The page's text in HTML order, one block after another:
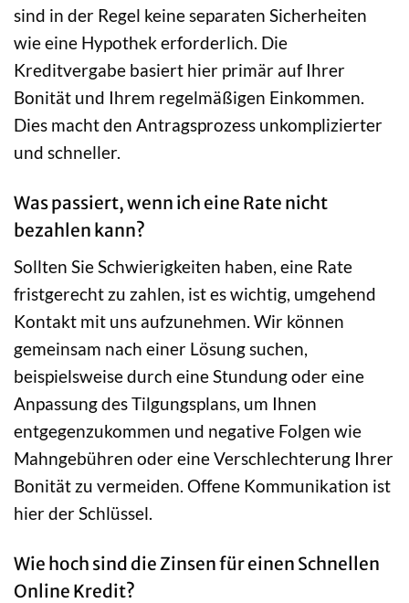
sind in der Regel keine separaten Sicherheiten
wie eine Hypothek erforderlich. Die
Kreditvergabe basiert hier primär auf Ihrer
Bonität und Ihrem regelmäßigen Einkommen.
Dies macht den Antragsprozess unkomplizierter
und schneller.
Was passiert, wenn ich eine Rate nicht
bezahlen kann?
Sollten Sie Schwierigkeiten haben, eine Rate
fristgerecht zu zahlen, ist es wichtig, umgehend
Kontakt mit uns aufzunehmen. Wir können
gemeinsam nach einer Lösung suchen,
beispielsweise durch eine Stundung oder eine
Anpassung des Tilgungsplans, um Ihnen
entgegenzukommen und negative Folgen wie
Mahngebühren oder eine Verschlechterung Ihrer
Bonität zu vermeiden. Offene Kommunikation ist
hier der Schlüssel.
Wie hoch sind die Zinsen für einen Schnellen
Online Kredit?